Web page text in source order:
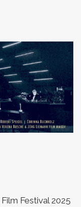
Festival 2025